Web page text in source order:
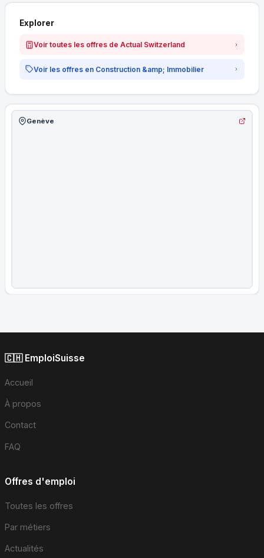
Explorer
Voir toutes les offres de Actual Switzerland
Voir les offres en Construction &amp; Immobilier
Genève
🇨🇭 EmploiSuisse
Accueil
À propos
Contact
FAQ
Offres d'emploi
Toutes les offres
Par métiers
Actualités